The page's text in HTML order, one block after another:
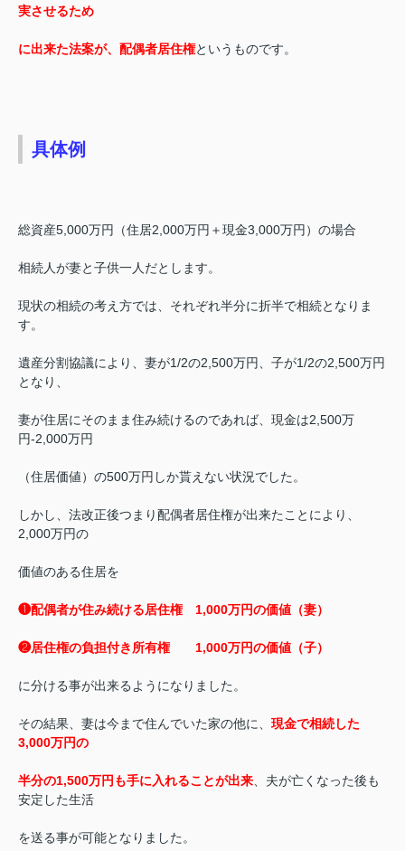
実させるため
に出来た法案が、配偶者居住権というものです。
具体例
総資産5,000万円（住居2,000万円＋現金3,000万円）の場合
相続人が妻と子供一人だとします。
現状の相続の考え方では、それぞれ半分に折半で相続となりま
す。
遺産分割協議により、妻が1/2の2,500万円、子が1/2の2,500万円
となり、
妻が住居にそのまま住み続けるのであれば、現金は2,500万
円-2,000万円
（住居価値）の500万円しか貰えない状況でした。
しかし、法改正後つまり配偶者居住権が出来たことにより、
2,000万円の
価値のある住居を
❶配偶者が住み続ける居住権 1,000万円の価値（妻）
❷居住権の負担付き所有権 1,000万円の価値（子）
に分ける事が出来るようになりました。
その結果、妻は今まで住んでいた家の他に、 現金で相続した
3,000万円の
半分の1,500万円も手に入れることが出来 、夫が亡くなった後も
安定した生活
を送る事が可能となりました。